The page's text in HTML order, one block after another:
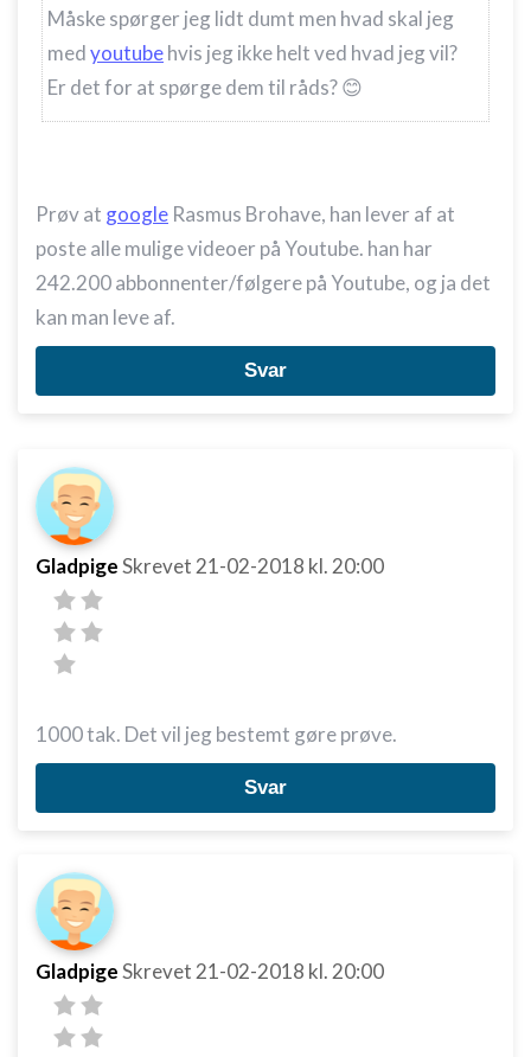
Måske spørger jeg lidt dumt men hvad skal jeg
medyoutubehvis jeg ikke helt ved hvad jeg vil?
Er det for at spørge dem til råds? 😊
Prøv at google Rasmus Brohave, han lever af at
poste alle mulige videoer på Youtube. han har
242.200 abbonnenter/følgere på Youtube, og ja det
kan man leve af.
Svar
GladpigeSkrevet 21-02-2018 kl. 20:00
1000 tak. Det vil jeg bestemt gøre prøve.
Svar
GladpigeSkrevet 21-02-2018 kl. 20:00